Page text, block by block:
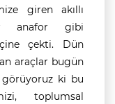
giren akıllı
anafor gibi
çekti. Dün
araçlar bugün
ki bu
toplumsal